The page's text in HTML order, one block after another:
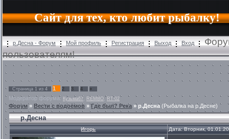
Сайт для тех, кто любит рыбалку!
р.Десна - Форум Мой профиль Регистрация Выход Вход
пользователям!
Страница 1 из 4 1 2 3 4 »
Модератор форума: Кузьма67 REMBO , RT-02
Форум» Вести с водоёмов »Где был? Река »р.Десна (Рыбалка на р.Десне)
р.Десна
Игорь Дата: Вторник,